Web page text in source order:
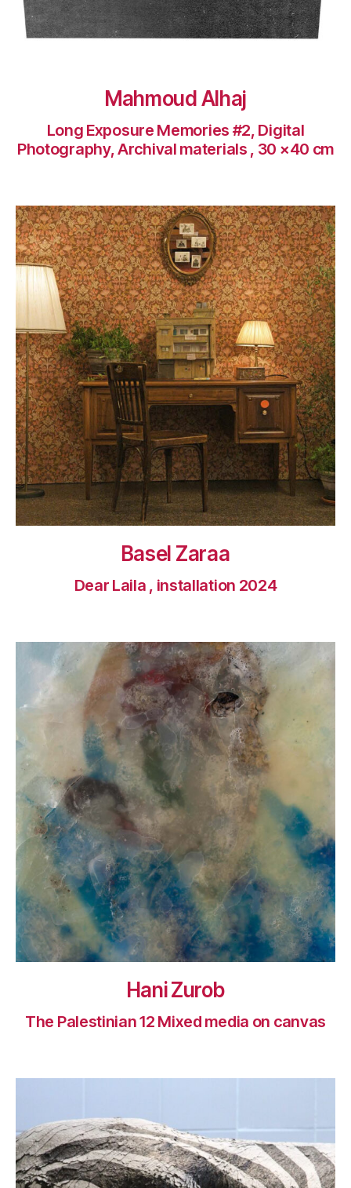
Mahmoud Alhaj
Long Exposure Memories #2, Digital
Photography, Archival materials , 30 ×40 cm
Basel Zaraa
Dear Laila , installation 2024
Hani Zurob
The Palestinian 12 Mixed media on canvas